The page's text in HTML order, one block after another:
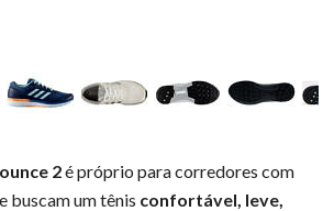
2é próprio para corredores com
buscam um tênis confortável, leve,